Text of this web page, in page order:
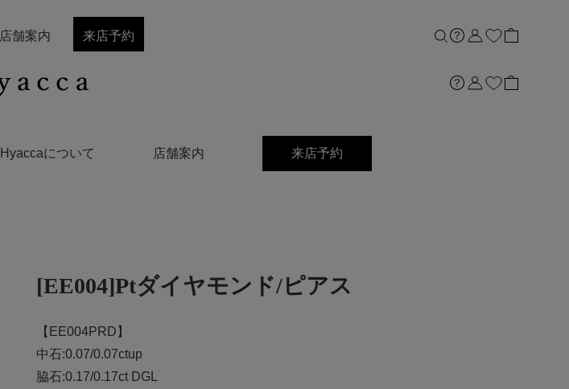
Hyaccaについて 店舗案内 来店予約
店舗案内 来店予約
[EE004]Ptダイヤモンド/ピアス
【EE004PRD】
中石:0.07/0.07ctup
脇石:0.17/0.17ct DGL